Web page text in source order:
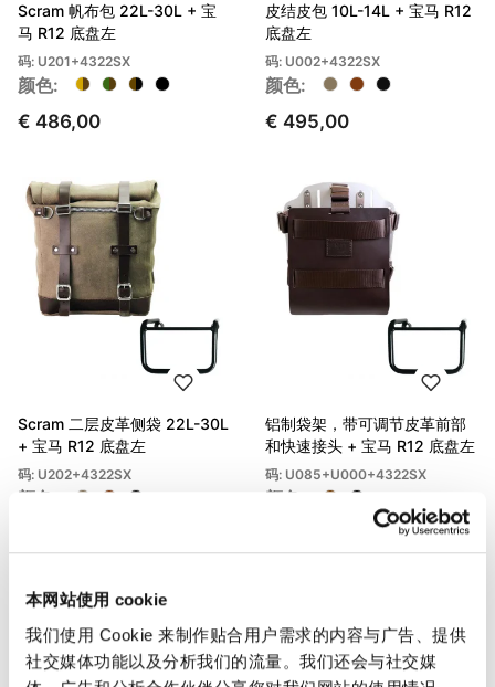
本网站使用 cookie
我们使用 Cookie 来制作贴合用户需求的内容与广告、提供
社交媒体功能以及分析我们的流量。我们还会与社交媒
Scram 帆布包 22L-30L + 宝
马 R12 底盘左
码: U201+4322SX
颜色:
€ 486,00
皮结皮包 10L-14L + 宝马 R12
底盘左
码: U002+4322SX
颜色:
€ 495,00
Scram 二层皮革侧袋 22L-30L
+ 宝马 R12 底盘左
码: U202+4322SX
颜色:
铝制袋架，带可调节皮革前部
和快速接头 + 宝马 R12 底盘左
码: U085+U000+4322SX
颜色: